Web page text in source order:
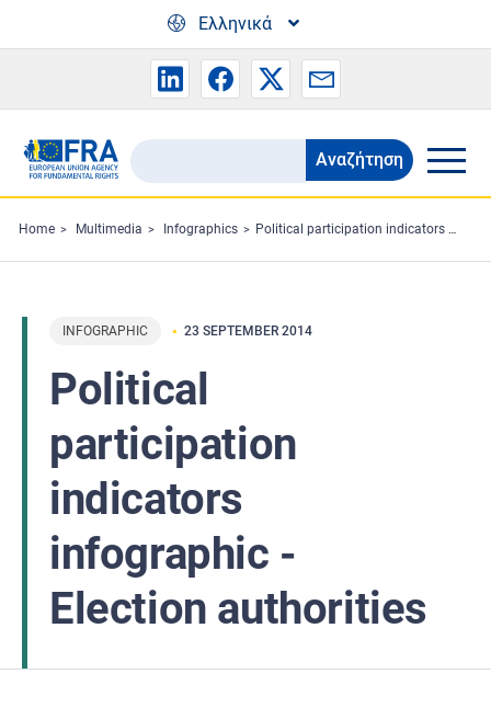
Ελληνικά
Search
the
FRA
website
Αναζήτηση
Home Multimedia Infographics Political participation indicators infographic - Election authorities
INFOGRAPHIC 23 SEPTEMBER 2014
Political
participation
indicators
infographic -
Election authorities